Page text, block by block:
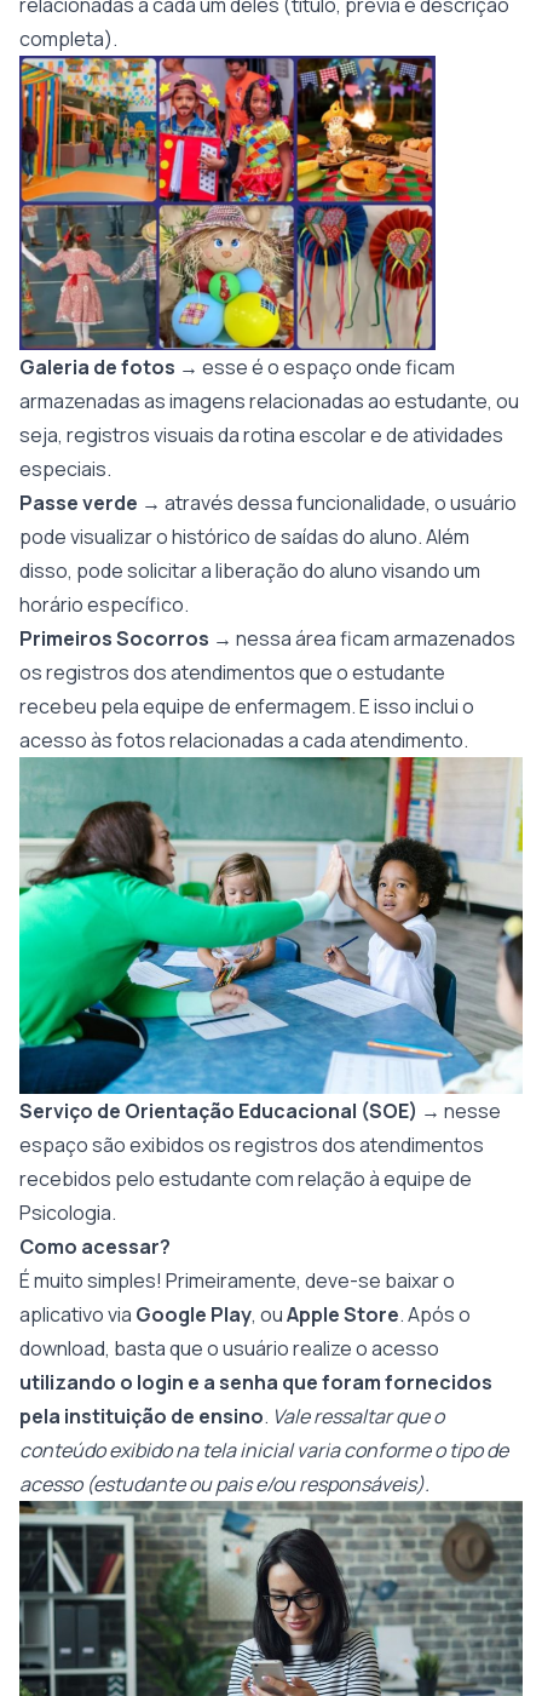
completa).
Galeria de fotos → esse é o espaço onde ficam
armazenadas as imagens relacionadas ao estudante, ou
seja, registros visuais da rotina escolar e de atividades
especiais.
Passe verde → através dessa funcionalidade, o usuário
pode visualizar o histórico de saídas do aluno. Além
disso, pode solicitar a liberação do aluno visando um
horário específico.
Primeiros Socorros → nessa área ficam armazenados
os registros dos atendimentos que o estudante
recebeu pela equipe de enfermagem. E isso inclui o
acesso às fotos relacionadas a cada atendimento.
Serviço de Orientação Educacional (SOE) → nesse
espaço são exibidos os registros dos atendimentos
recebidos pelo estudante com relação à equipe de
Psicologia.
Como acessar?
É muito simples! Primeiramente, deve-se baixar o
aplicativo via Google Play, ouApple Store. Após o
download, basta que o usuário realize o acesso
utilizando o login e a senha que foram fornecidos
pela instituição de ensino. Vale ressaltar que o
conteúdo exibido na tela inicial varia conforme o tipo de
acesso (estudante ou pais e/ou responsáveis).